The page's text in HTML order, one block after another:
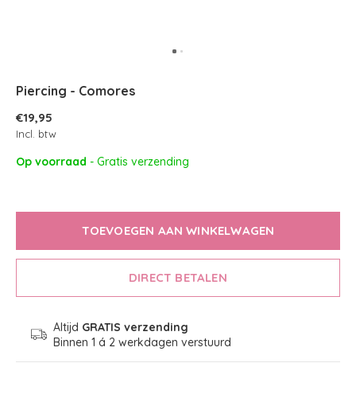
Piercing - Comores
€19,95
Incl. btw
Op voorraad - Gratis verzending
TOEVOEGEN AAN WINKELWAGEN
DIRECT BETALEN
Altijd GRATIS verzending
Binnen 1 á 2 werkdagen verstuurd